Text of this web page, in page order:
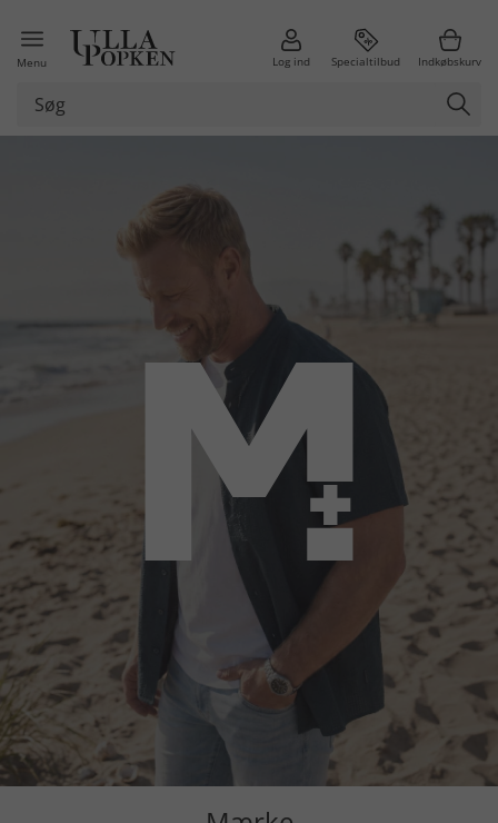
Menu Log ind Specialtilbud Indkøbskurv